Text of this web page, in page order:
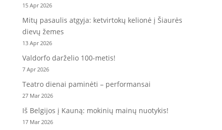
15 Apr 2026
Mitų pasaulis atgyja: ketvirtokų kelionė į Šiaurės
dievų žemes
13 Apr 2026
Valdorfo darželio 100-metis!
7 Apr 2026
Teatro dienai paminėti – performansai
27 Mar 2026
Iš Belgijos į Kauną: mokinių mainų nuotykis!
17 Mar 2026